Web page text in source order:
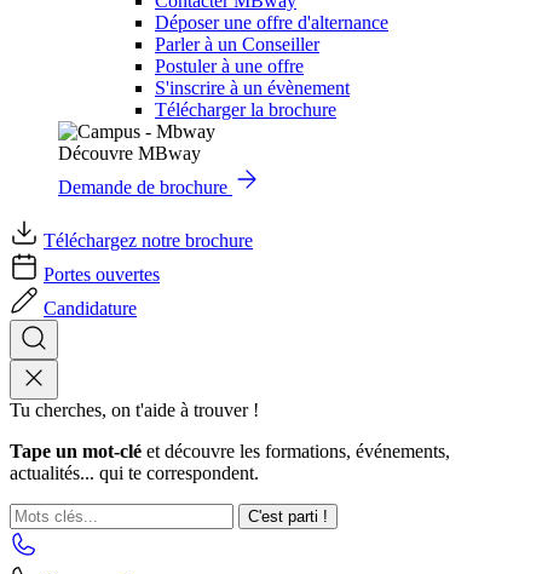
Déposer une offre d'alternance
Parler à un Conseiller
Postuler à une offre
S'inscrire à un évènement
Télécharger la brochure
Découvre MBway
Demande de brochure
Téléchargez notre brochure
Portes ouvertes
Candidature
Tu cherches, on t'aide à trouver !
Tape un mot-clé et découvre les formations, événements,
actualités... qui te correspondent.
C'est parti !